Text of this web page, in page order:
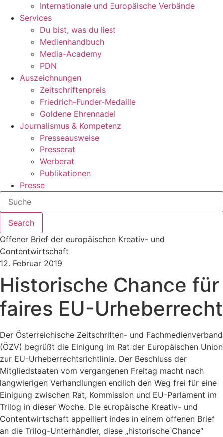
Internationale und Europäische Verbände
Services
Du bist, was du liest
Medienhandbuch
Media-Academy
PDN
Auszeichnungen
Zeitschriftenpreis
Friedrich-Funder-Medaille
Goldene Ehrennadel
Journalismus & Kompetenz
Presseausweise
Presserat
Werberat
Publikationen
Presse
Search
Offener Brief der europäischen Kreativ- und
Contentwirtschaft
12. Februar 2019
Historische Chance für
faires EU-Urheberrecht
Der Österreichische Zeitschriften- und Fachmedienverband
(ÖZV) begrüßt die Einigung im Rat der Europäischen Union
zur EU-Urheberrechtsrichtlinie. Der Beschluss der
Mitgliedstaaten vom vergangenen Freitag macht nach
langwierigen Verhandlungen endlich den Weg frei für eine
Einigung zwischen Rat, Kommission und EU-Parlament im
Trilog in dieser Woche. Die europäische Kreativ- und
Contentwirtschaft appelliert indes in einem offenen Brief
an die Trilog-Unterhändler, diese „historische Chance“